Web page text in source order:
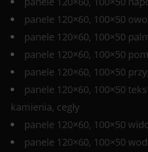
panele 120×60, 100×50
panele 120×60, 100×50
panele 120×60, 100×50
panele 120×60, 100×50
panele 120×60, 100×50
kamienia, cegły
panele 120×60, 100×50
panele 120×60, 100×50